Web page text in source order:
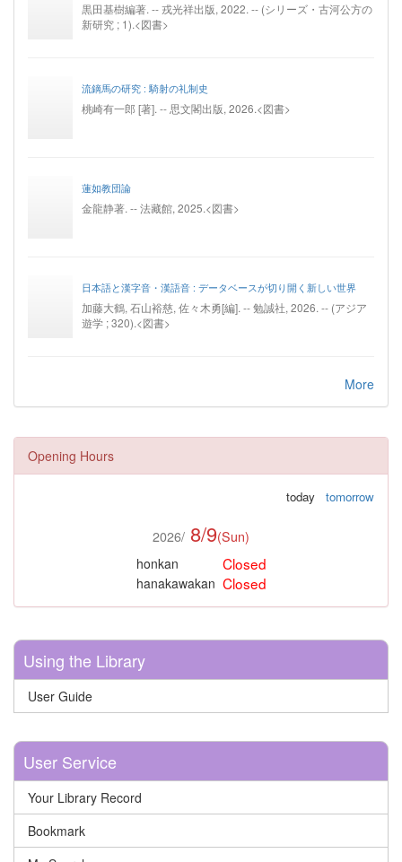
黒田基樹編著. -- 戎光祥出版, 2022. -- (シリーズ・古河公方の
新研究 ; 1).<図書>
流鏑馬の研究 : 騎射の礼制史
桃崎有一郎 [著]. -- 思文閣出版, 2026.<図書>
蓮如教団論
金龍静著. -- 法藏館, 2025.<図書>
日本語と漢字音・漢語音 : データベースが切り開く新しい世界
加藤大鶴, 石山裕慈, 佐々木勇[編]. -- 勉誠社, 2026. -- (アジア
遊学 ; 320).<図書>
More
Opening Hours
today tomorrow
2026/ 8/9(Sun)
honkan
Closed
hanakawakan Closed
Using the Library
User Guide
User Service
Your Library Record
Bookmark